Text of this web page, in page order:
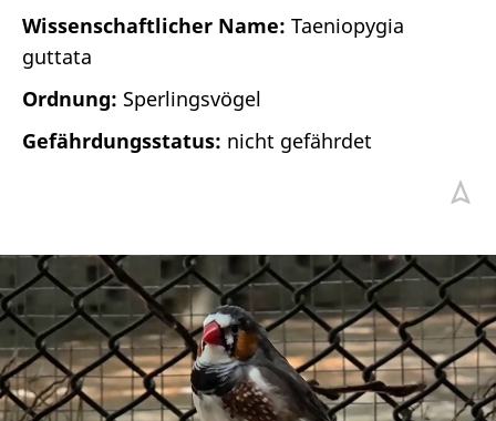
Wissenschaftlicher Name: Taeniopygia
guttata
Ordnung: Sperlingsvögel
Gefährdungsstatus: nicht gefährdet